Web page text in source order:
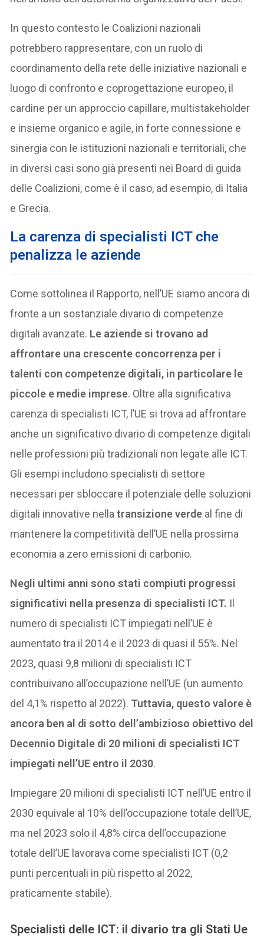
In questo contesto le Coalizioni nazionali
potrebbero rappresentare, con un ruolo di
coordinamento della rete delle iniziative nazionali e
luogo di confronto e coprogettazione europeo, il
cardine per un approccio capillare, multistakeholder
e insieme organico e agile, in forte connessione e
sinergia con le istituzioni nazionali e territoriali, che
in diversi casi sono già presenti nei Board di guida
delle Coalizioni, come è il caso, ad esempio, di Italia
e Grecia.
La carenza di specialisti ICT che
penalizza le aziende
Come sottolinea il Rapporto, nell’UE siamo ancora di
fronte a un sostanziale divario di competenze
digitali avanzate. Le aziende si trovano ad
affrontare una crescente concorrenza per i
talenti con competenze digitali, in particolare le
piccole e medie imprese. Oltre alla significativa
carenza di specialisti ICT, l’UE si trova ad affrontare
anche un significativo divario di competenze digitali
nelle professioni più tradizionali non legate alle ICT.
Gli esempi includono specialisti di settore
necessari per sbloccare il potenziale delle soluzioni
digitali innovative nellatransizione verde al fine di
mantenere la competitività dell’UE nella prossima
economia a zero emissioni di carbonio.
Negli ultimi anni sono stati compiuti progressi
significativi nella presenza di specialisti ICT. Il
numero di specialisti ICT impiegati nell’UE è
aumentato tra il 2014 e il 2023 di quasi il 55%. Nel
2023, quasi 9,8 milioni di specialisti ICT
contribuivano all’occupazione nell’UE (un aumento
del 4,1% rispetto al 2022). Tuttavia, questo valore è
ancora ben al di sotto dell’ambizioso obiettivo del
Decennio Digitale di 20 milioni di specialisti ICT
impiegati nell’UE entro il 2030.
Impiegare 20 milioni di specialisti ICT nell’UE entro il
2030 equivale al 10% dell’occupazione totale dell’UE,
ma nel 2023 solo il 4,8% circa dell’occupazione
totale dell’UE lavorava come specialisti ICT (0,2
punti percentuali in più rispetto al 2022,
praticamente stabile).
Specialisti delle ICT: il divario tra gli Stati Ue